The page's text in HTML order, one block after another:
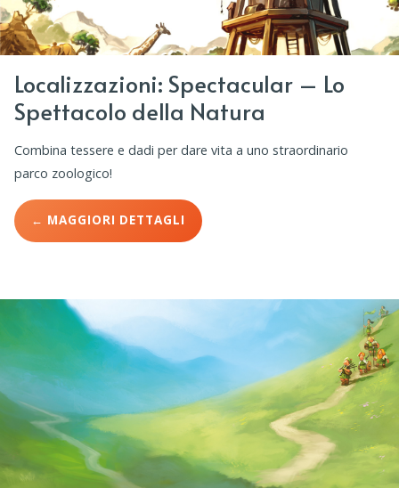
Localizzazioni: Spectacular – Lo
Spettacolo della Natura
Combina tessere e dadi per dare vita a uno straordinario
parco zoologico!
← MAGGIORI DETTAGLI